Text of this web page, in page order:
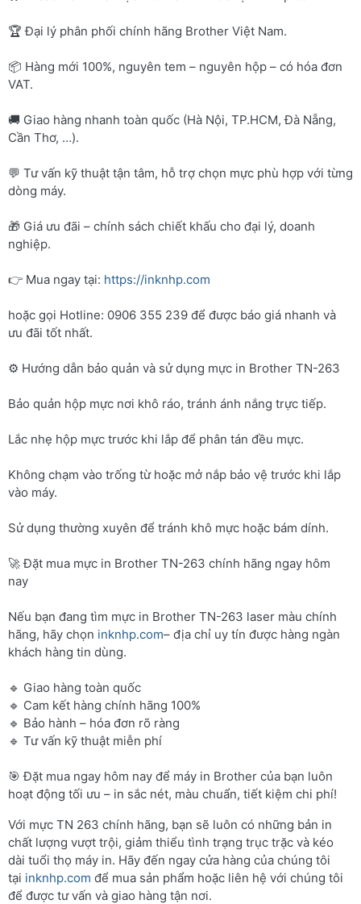
🏆 Đại lý phân phối chính hãng Brother Việt Nam.
📦 Hàng mới 100%, nguyên tem – nguyên hộp – có hóa đơn
VAT.
🚚 Giao hàng nhanh toàn quốc (Hà Nội, TP.HCM, Đà Nẵng,
Cần Thơ, …).
💬 Tư vấn kỹ thuật tận tâm, hỗ trợ chọn mực phù hợp với từng
dòng máy.
🎁 Giá ưu đãi – chính sách chiết khấu cho đại lý, doanh
nghiệp.
👉 Mua ngay tại: https://inknhp.com
hoặc gọi Hotline: 0906 355 239 để được báo giá nhanh và
ưu đãi tốt nhất.
⚙️ Hướng dẫn bảo quản và sử dụng mực in Brother TN-263
Bảo quản hộp mực nơi khô ráo, tránh ánh nắng trực tiếp.
Lắc nhẹ hộp mực trước khi lắp để phân tán đều mực.
Không chạm vào trống từ hoặc mở nắp bảo vệ trước khi lắp
vào máy.
Sử dụng thường xuyên để tránh khô mực hoặc bám dính.
🚀 Đặt mua mực in Brother TN-263 chính hãng ngay hôm
nay
Nếu bạn đang tìm mực in Brother TN-263 laser màu chính
hãng, hãy chọn inknhp.com– địa chỉ uy tín được hàng ngàn
khách hàng tin dùng.
🔹 Giao hàng toàn quốc
🔹 Cam kết hàng chính hãng 100%
🔹 Bảo hành – hóa đơn rõ ràng
🔹 Tư vấn kỹ thuật miễn phí
🎯 Đặt mua ngay hôm nay để máy in Brother của bạn luôn
hoạt động tối ưu – in sắc nét, màu chuẩn, tiết kiệm chi phí!
Với mực TN 263 chính hãng, bạn sẽ luôn có những bản in
chất lượng vượt trội, giảm thiểu tình trạng trục trặc và kéo
dài tuổi thọ máy in. Hãy đến ngay cửa hàng của chúng tôi
tại inknhp.com để mua sản phẩm hoặc liên hệ với chúng tôi
để được tư vấn và giao hàng tận nơi.